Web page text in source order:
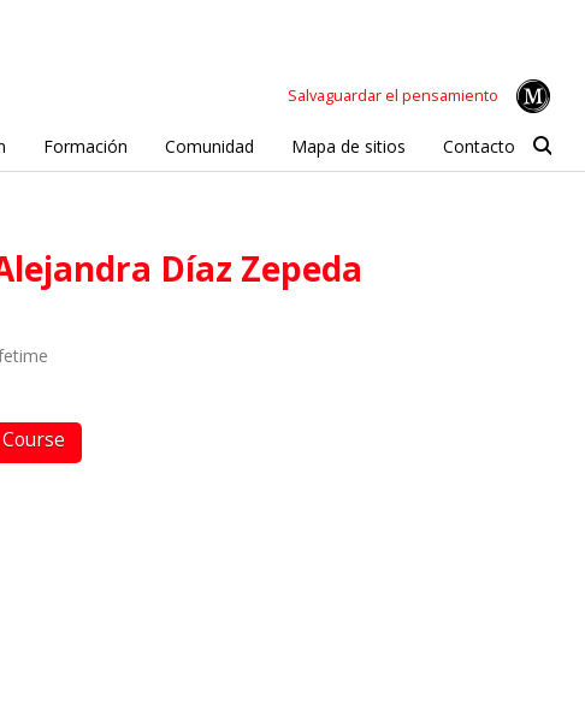
Salvaguardar el pensamiento
Formación Comunidad Mapa de sitios Contacto
Díaz Zepeda